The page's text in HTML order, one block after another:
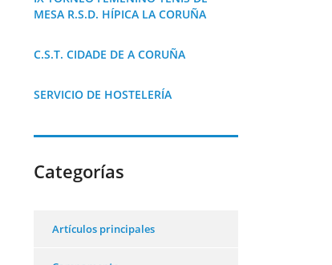
MESA R.S.D. HÍPICA LA CORUÑA
C.S.T. CIDADE DE A CORUÑA
SERVICIO DE HOSTELERÍA
Categorías
Artículos principales